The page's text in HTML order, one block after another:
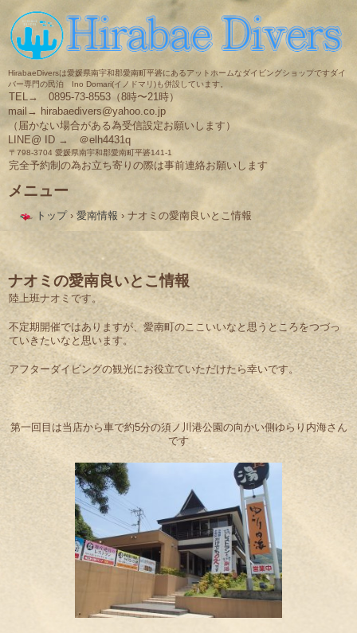
HirabaeDiversは愛媛県南宇和郡愛南町平碆にあるアットホームなダイビングショップですダイ
バー専門の民泊 Ino Domari(イノドマリ)も併設しています。
TEL→ 0895-73-8553（8時〜21時）
mail→ hirabaedivers@yahoo.co.jp
（届かない場合がある為受信設定お願いします）
LINE@ ID → ＠elh4431q
〒798-3704 愛媛県南宇和郡愛南町平碆141-1
完全予約制の為お立ち寄りの際は事前連絡お願いします
メニュー
へ
ス
キ
ッ
プ
トップ › 愛南情報 › ナオミの愛南良いとこ情報
ナオミの愛南良いとこ情報
陸上班ナオミです。
不定期開催ではありますが、愛南町のここいいなと思うところをつづっ
ていきたいなと思います。
アフターダイビングの観光にお役立ていただけたら幸いです。
第一回目は当店から車で約5分の須ノ川港公園の向かい側ゆらり内海さん
です